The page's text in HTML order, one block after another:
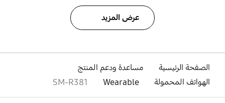
عرض المزيد
الصفحة الرئيسية
مساعدة ودعم المنتج
الهواتف المحمولة
Wearable
SM-R381